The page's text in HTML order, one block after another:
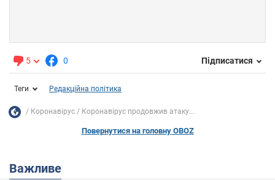
5 0 Підписатися
Теги Редакційна політика
Коронавірус Коронавірус продовжив атаку...
Повернутися на головну OBOZ
Важливе